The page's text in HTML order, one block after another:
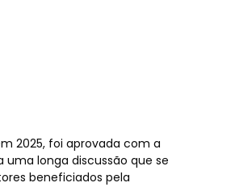
2025, foi aprovada com a
longa discussão que se
beneficiados pela